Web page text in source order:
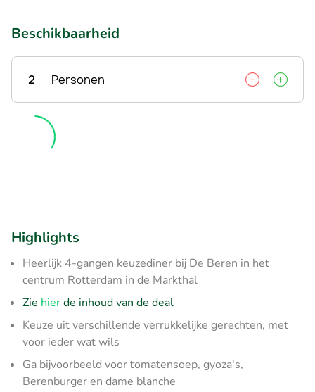
Beschikbaarheid
2 Personen
Highlights
Heerlijk 4-gangen keuzediner bij De Beren in het
centrum Rotterdam in de Markthal
Zie hierde inhoud van de deal
Keuze uit verschillende verrukkelijke gerechten, met
voor ieder wat wils
Ga bijvoorbeeld voor tomatensoep, gyoza's,
Berenburger en dame blanche